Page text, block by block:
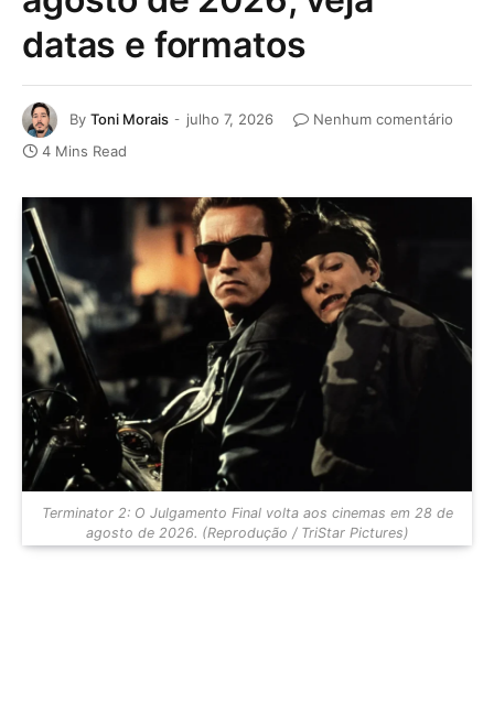
datas e formatos
By Toni Morais julho 7, 2026
Nenhum comentário
4 Mins Read
Terminator 2: O Julgamento Final volta aos cinemas em 28 de
agosto de 2026. (Reprodução / TriStar Pictures)